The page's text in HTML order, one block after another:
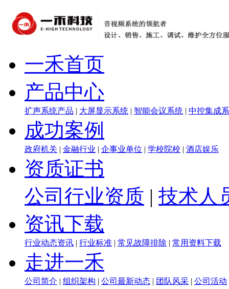
一禾首页
产品中心
扩声系统产品 | 大屏显示系统 | 智能会议系统 | 中控集成
成功案例
政府机关 | 金融行业 | 企事业单位 | 学校院校 | 酒店娱乐
资质证书
公司行业资质 | 技术人
资讯下载
行业动态资讯 | 行业标准 | 常见故障排除 | 常用资料下载
走进一禾
公司简介 | 组织架构 | 公司最新动态 | 团队风采 | 公司活动